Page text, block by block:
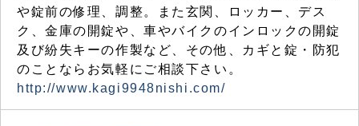
や錠前の修理、調整。また玄関、ロッカー、デス
ク、金庫の開錠や、車やバイクのインロックの開錠
及び紛失キーの作製など、その他、カギと錠・防犯
のことならお気軽にご相談下さい。
http://www.kagi9948nishi.com/